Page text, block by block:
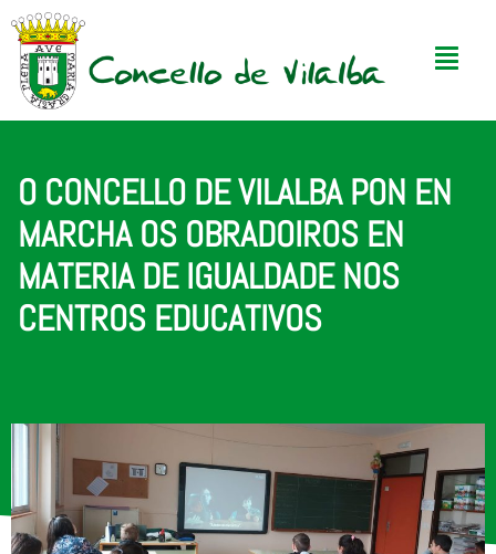
O CONCELLO DE VILALBA PON EN
MARCHA OS OBRADOIROS EN
MATERIA DE IGUALDADE NOS
CENTROS EDUCATIVOS